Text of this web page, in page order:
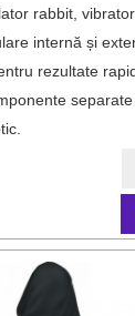
rabbit,
internă și
rezultate